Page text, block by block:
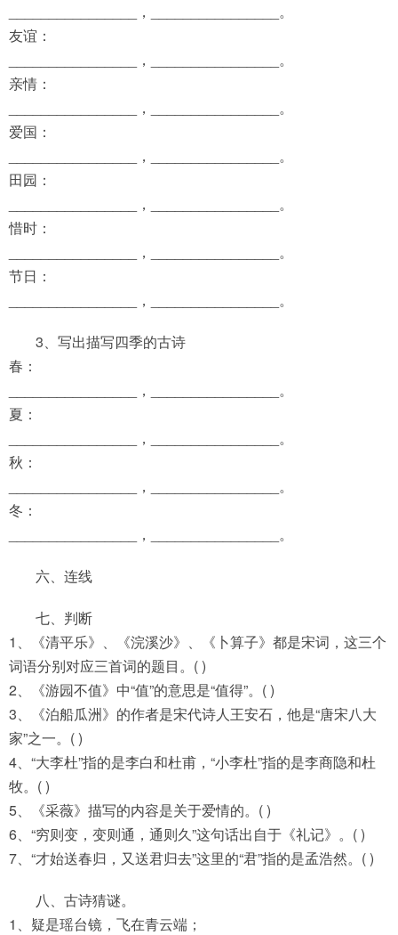
________________，________________。
友谊：
________________，________________。
亲情：
________________，________________。
爱国：
________________，________________。
田园：
________________，________________。
惜时：
________________，________________。
节日：
________________，________________。
3、写出描写四季的古诗
春：
________________，________________。
夏：
________________，________________。
秋：
________________，________________。
冬：
________________，________________。
六、连线
七、判断
1、《清平乐》、《浣溪沙》、《卜算子》都是宋词，这三个
词语分别对应三首词的题目。( )
2、《游园不值》中“值”的意思是“值得”。( )
3、《泊船瓜洲》的作者是宋代诗人王安石，他是“唐宋八大
家”之一。( )
4、“大李杜”指的是李白和杜甫，“小李杜”指的是李商隐和杜
牧。( )
5、《采薇》描写的内容是关于爱情的。( )
6、“穷则变，变则通，通则久”这句话出自于《礼记》。( )
7、“才始送春归，又送君归去”这里的“君”指的是孟浩然。( )
八、古诗猜谜。
1、疑是瑶台镜，飞在青云端；